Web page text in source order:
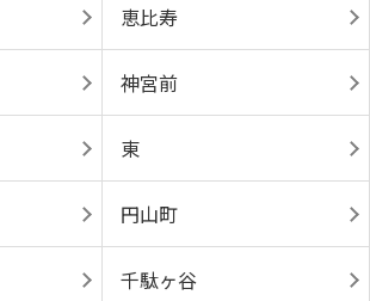
恵比寿
神宮前
東
円山町
千駄ヶ谷